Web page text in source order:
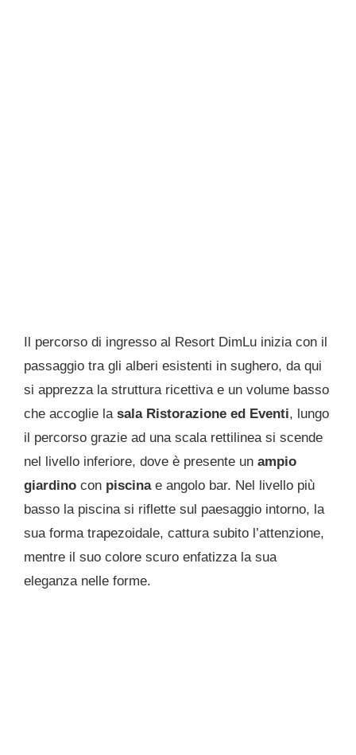
Il percorso di ingresso al Resort DimLu inizia con il
passaggio tra gli alberi esistenti in sughero, da qui
si apprezza la struttura ricettiva e un volume basso
che accoglie la sala Ristorazione ed Eventi, lungo
il percorso grazie ad una scala rettilinea si scende
nel livello inferiore, dove è presente un ampio
giardino con piscina e angolo bar. Nel livello più
basso la piscina si riflette sul paesaggio intorno, la
sua forma trapezoidale, cattura subito l’attenzione,
mentre il suo colore scuro enfatizza la sua
eleganza nelle forme.